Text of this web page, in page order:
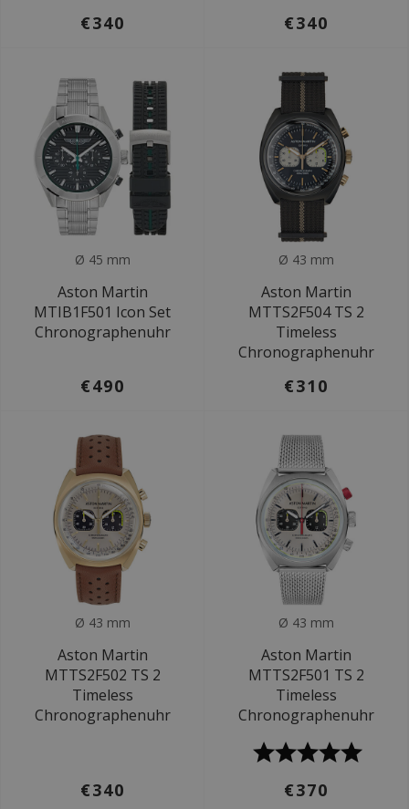
€340 €340
Ø 45 mm
Aston Martin
MTIB1F501 Icon Set
Chronographenuhr
€490
Ø 43 mm
Aston Martin
MTTS2F504 TS 2
Timeless
Chronographenuhr
€310
Ø 43 mm
Aston Martin
MTTS2F502 TS 2
Timeless
Chronographenuhr
€340
Ø 43 mm
Aston Martin
MTTS2F501 TS 2
Timeless
Chronographenuhr
€370